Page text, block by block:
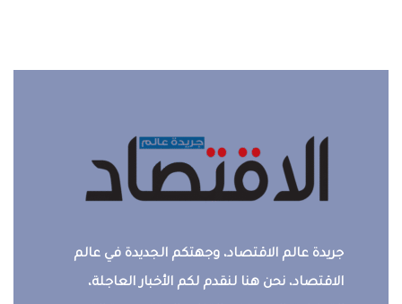
جريدة عالم الاقتصاد، وجهتكم الجديدة في عالم
الاقتصاد، نحن هنا لنقدم لكم الأخبار العاجلة،